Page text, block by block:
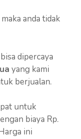
anda tidak
dipercaya
yang kami
berjualan.
untuk
biaya Rp.
ini